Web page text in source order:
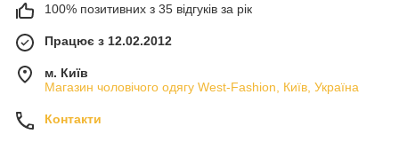
100% позитивних з 35 відгуків за рік
Працює з 12.02.2012
м. Київ
Магазин чоловічого одягу West-Fashion, Київ, Україна
Контакти